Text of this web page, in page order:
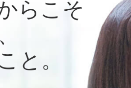
らこそ
と。